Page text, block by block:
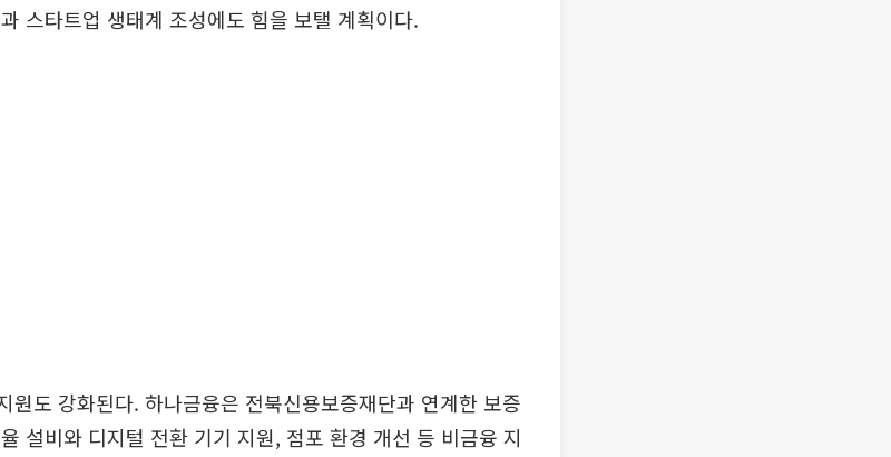
스타트업 생태계 조성에도 힘을 보탤 계획이다.
원도 강화된다. 하나금융은 전북신용보증재단과 연계한 보증
설비와 디지털 전환 기기 지원, 점포 환경 개선 등 비금융 지